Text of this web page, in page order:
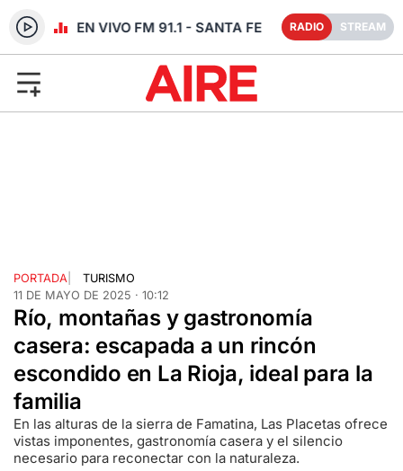
RADIO EN VIVO FM 91.1 - SANTA FE RADIO STREAM
PORTADA
TURISMO
11 DE MAYO DE 2025 · 10:12
Río, montañas y gastronomía
casera: escapada a un rincón
escondido en La Rioja, ideal para la
familia
En las alturas de la sierra de Famatina, Las Placetas ofrece
vistas imponentes, gastronomía casera y el silencio
necesario para reconectar con la naturaleza.